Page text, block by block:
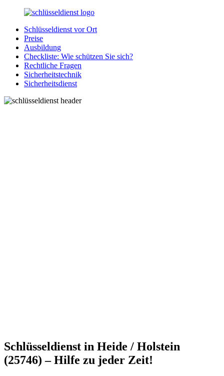
Zurück
Inhalt
SchluesseldienstDirekt.de
Ihre
Notlage
wird
gelöst!
Schlüsseldienst vor Ort
Preise
Ausbildung
Checkliste: Wie schützen Sie sich?
Rechtliche Fragen
Sicherheitstechnik
Sicherheitsdienst
Schlüsseldienst in Heide / Holstein
(25746) – Hilfe zu jeder Zeit!